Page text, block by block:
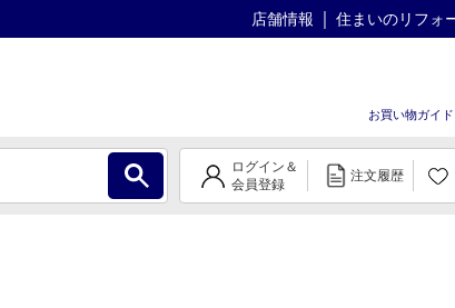
店舗情報 住まいのリフォ
お買い物ガイド
ログイン＆
会員登録
注文履歴